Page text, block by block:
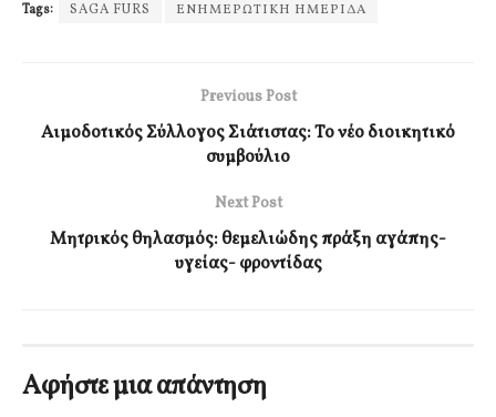
Tags: SAGA FURS ΕΝΗΜΕΡΩΤΙΚΗ ΗΜΕΡΙΔΑ
Previous Post
Αιμοδοτικός Σύλλογος Σιάτιστας: Το νέο διοικητικό
συμβούλιο
Next Post
Μητρικός θηλασμός: θεμελιώδης πράξη αγάπης-
υγείας- φροντίδας
Αφήστε μια απάντηση